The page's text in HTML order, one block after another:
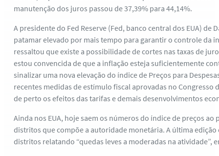
manutenção dos juros passou de 37,39% para 44,14%.
A presidente do Fed Reserve (Fed, banco central dos EUA)
patamar elevado por mais tempo para garantir o controle da
ressaltou que existe a possibilidade de cortes nas taxas de
estou convencida de que a inflação esteja suficientemente
sinalizar uma nova elevação do índice de Preços para
recentes medidas de estímulo fiscal aprovadas no
de perto os efeitos das tarifas e demais desenvolvimentos
Ainda nos EUA, hoje saem os números do índice de preços
distritos que compõe a autoridade monetária. A última
distritos relatando “quedas leves a moderadas na